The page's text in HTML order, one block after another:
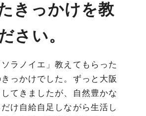
きっかけを教
さい。
ラノイエ」教えてもらった
っかけでした。ずっと大阪
てきましたが、自然豊かな
け自給自足しながら生活し